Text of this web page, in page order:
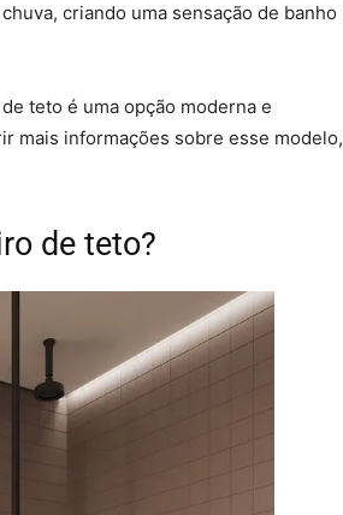
criando uma sensação de banho
teto é uma opção moderna e
mais informações sobre esse modelo,
de teto?